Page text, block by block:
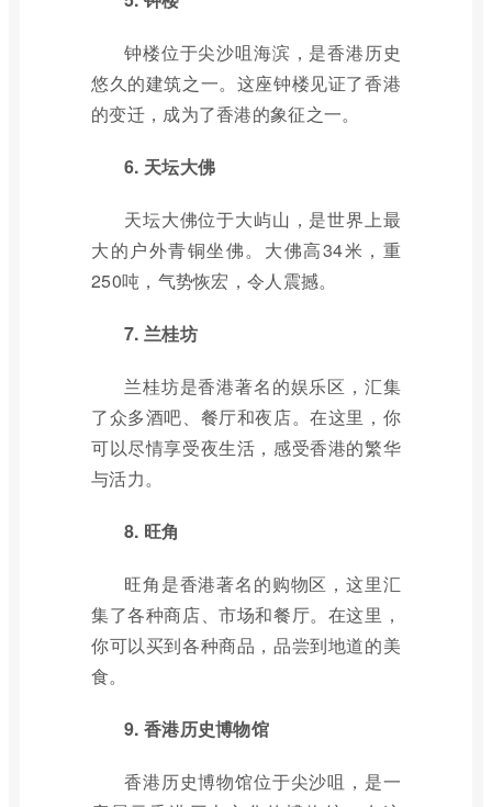
钟楼位于尖沙咀海滨，是香港历史
悠久的建筑之一。这座钟楼见证了香港
的变迁，成为了香港的象征之一。
6. 天坛大佛
天坛大佛位于大屿山，是世界上最
大的户外青铜坐佛。大佛高34米，重
250吨，气势恢宏，令人震撼。
7. 兰桂坊
兰桂坊是香港著名的娱乐区，汇集
了众多酒吧、餐厅和夜店。在这里，你
可以尽情享受夜生活，感受香港的繁华
与活力。
8. 旺角
旺角是香港著名的购物区，这里汇
集了各种商店、市场和餐厅。在这里，
你可以买到各种商品，品尝到地道的美
食。
9. 香港历史博物馆
香港历史博物馆位于尖沙咀，是一